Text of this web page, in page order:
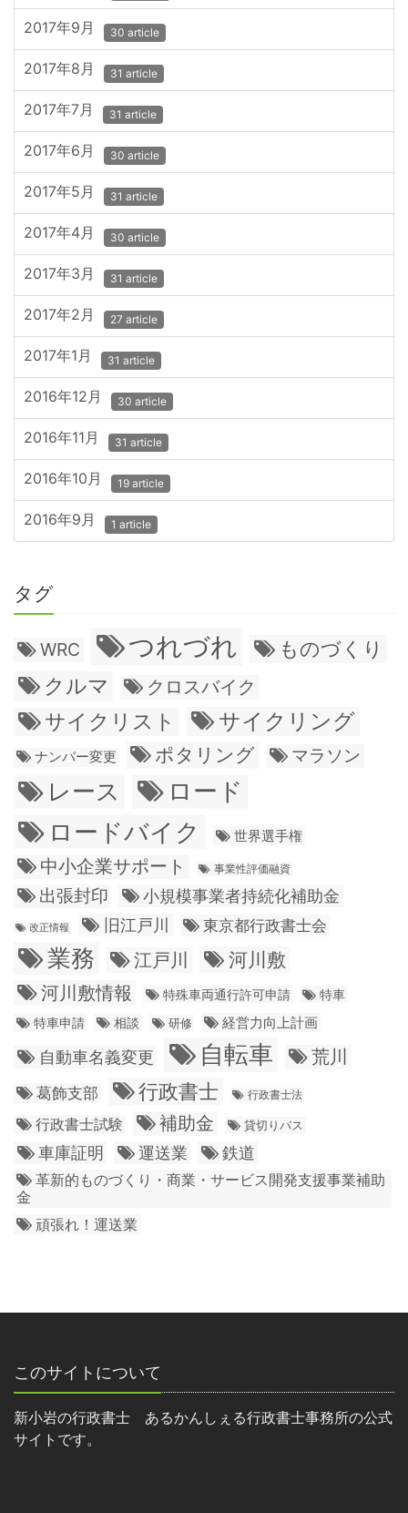
2017年9月 30 article
2017年8月 31 article
2017年7月 31 article
2017年6月 30 article
2017年5月 31 article
2017年4月 30 article
2017年3月 31 article
2017年2月 27 article
2017年1月 31 article
2016年12月 30 article
2016年11月 31 article
2016年10月 19 article
2016年9月 1 article
タグ
WRC つれづれ ものづくり
クルマ クロスバイク
サイクリスト サイクリング
ナンバー変更 ポタリング マラソン
レース
ロード
ロードバイク
世界選手権
中小企業サポート 事業性評価融資
出張封印 小規模事業者持続化補助金
改正情報 旧江戸川 東京都行政書士会
業務 江戸川
河川敷
河川敷情報
特殊車両通行許可申請
特車
特車申請
相談 研修 経営力向上計画
自動車名義変更 自転車 荒川
葛飾支部 行政書士 行政書士法
行政書士試験 補助金 貸切りバス
車庫証明 運送業 鉄道
革新的ものづくり・商業・サービス開発支援事業補助
金
頑張れ！運送業
このサイトについて
新小岩の行政書士 あるかんしぇる行政書士事務所の公式
サイトです。